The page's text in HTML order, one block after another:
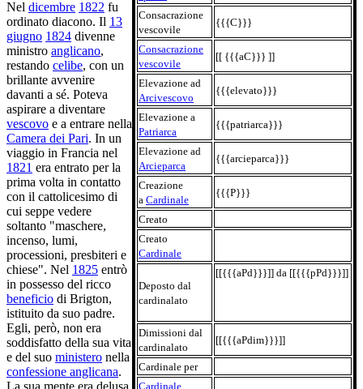
Consacrazione
vescovile
{{{C}}}
Consacrazione
vescovile
[[ {{{aC}}} ]]
Elevazione ad
Arcivescovo
{{{elevato}}}
Elevazione a
Patriarca
{{{patriarca}}}
Elevazione ad
Arcieparca
{{{arcieparca}}}
Creazione
a Cardinale
{{{P}}}
Creato
Creato
Cardinale
Deposto dal
cardinalato
[[{{{aPd}}}]] da [[{{{pPd}}}]]
Dimissioni dal
cardinalato
[[{{{aPdim}}}]]
Cardinale per
Cardinale
Nel dicembre 1822 fu
ordinato diacono. Il 13
giugno 1824 divenne
ministro anglicano,
restando celibe, con un
brillante avvenire
davanti a sé. Poteva
aspirare a diventare
vescovo e a entrare nella
Camera dei Pari. In un
viaggio in Francia nel
1821 era entrato per la
prima volta in contatto
con il cattolicesimo di
cui seppe vedere
soltanto "maschere,
incenso, lumi,
processioni, presbiteri e
chiese". Nel 1825 entrò
in possesso del ricco
beneficio di Brigton,
istituito da suo padre.
Egli, però, non era
soddisfatto della sua vita
e del suo ministero nella
confessione anglicana.
La sua mente era delusa